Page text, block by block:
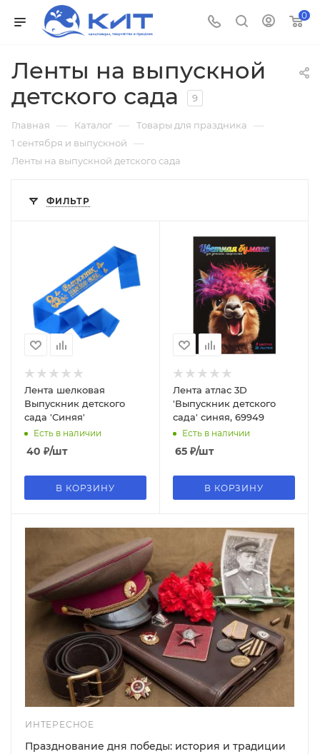
0
Ленты на выпускной
детского сада
9
Главная — Каталог — Товары для праздника —
1 сентября и выпускной —
Ленты на выпускной детского сада
ФИЛЬТР
Лента шелковая
Выпускник детского
сада 'Синяя'
Есть в наличии
40 ₽/шт
В КОРЗИНУ
Лента атлас 3D
'Выпускник детского
сада' синяя, 69949
Есть в наличии
65 ₽/шт
В КОРЗИНУ
ИНТЕРЕСНОЕ
Празднование дня победы: история и традиции